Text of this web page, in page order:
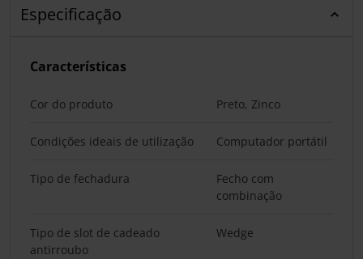
Especificação
Características
Cor do produto Preto, Zinco
Condições ideais de utilização Computador portátil
Tipo de fechadura
Fecho com
combinação
Tipo de slot de cadeado
antirroubo
Wedge